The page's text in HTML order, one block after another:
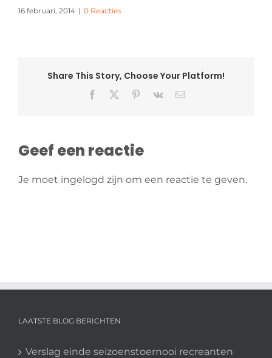
16 februari, 2014 | 0 Reacties
Share This Story, Choose Your Platform!
Facebook Pinterest
Vk
E-
Geef een reactie
Je moet ingelogd zijn om een reactie te geven.
LAATSTE BLOG BERICHTEN
Verslag einde seizoenstoernooi recreanten